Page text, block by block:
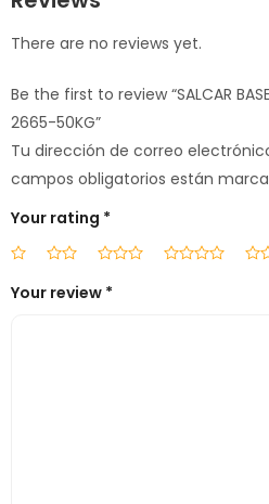
There are no reviews yet.
Be the first to review “SALCAR
2665-50KG”
Tu dirección de correo
campos obligatorios están
Your rating *
Your review *